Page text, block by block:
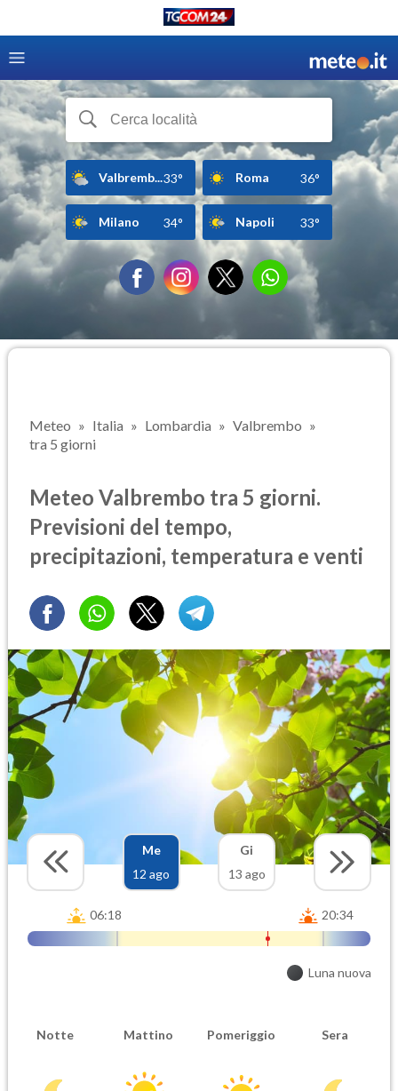
Valbremb...33° Roma 36°
Milano 34° Napoli 33°
Meteo Italia Lombardia
Valbrembo
tra 5 giorni
Meteo Valbrembo tra 5 giorni.
Previsioni del tempo,
precipitazioni, temperatura e venti
Me
12 ago
Gi
13 ago
06:18 20:34
Luna nuova
Notte Mattino Pomeriggio Sera